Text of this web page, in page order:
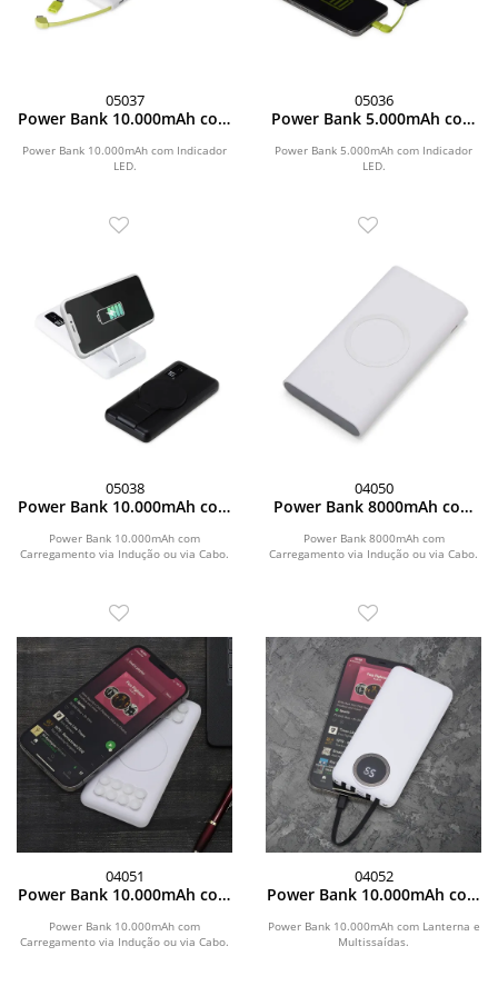
05037
Power Bank 10.000mAh com
Power Bank 10.000mAh com Indicador
LED.
05036
Power Bank 5.000mAh com
Power Bank 5.000mAh com Indicador
LED.
05038
Power Bank 10.000mAh com
ou via Cabo
Power Bank 10.000mAh com
Carregamento via Indução ou via Cabo.
04050
Power Bank 8000mAh com
ou via Cabo
Power Bank 8000mAh com
Carregamento via Indução ou via Cabo.
04051
Power Bank 10.000mAh com
ou via Cabo
Power Bank 10.000mAh com
Carregamento via Indução ou via Cabo.
04052
Power Bank 10.000mAh com
Power Bank 10.000mAh com Lanterna e
Multissaídas.